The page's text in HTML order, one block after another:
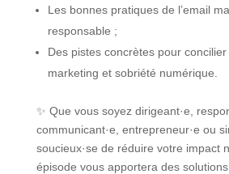
Les bonnes pratiques de l’email
responsable ;
Des pistes concrètes pour concilier
marketing et sobriété numérique.
✨ Que vous soyez dirigeant·e,
communicant·e, entrepreneur·e ou
soucieux·se de réduire votre impact
épisode vous apportera des